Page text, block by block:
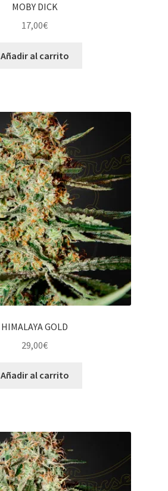
MOBY DICK
17,00€
Añadir al carrito
HIMALAYA GOLD
29,00€
Añadir al carrito